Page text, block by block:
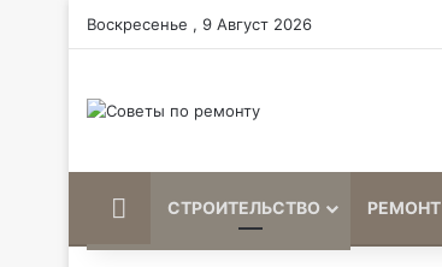
Воскресенье , 9 Август 2026
HomeСТРОИТЕЛЬСТВО РЕМОНТ